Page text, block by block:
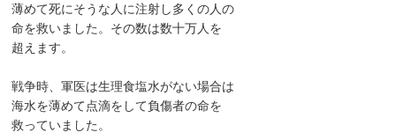
薄めて死にそうな人に注射し多くの人の
命を救いました。その数は数十万人を
超えます。
戦争時、軍医は生理食塩水がない場合は
海水を薄めて点滴をして負傷者の命を
救っていました。